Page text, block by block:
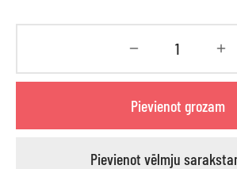
Pievienot grozam
Pievienot vēlmju